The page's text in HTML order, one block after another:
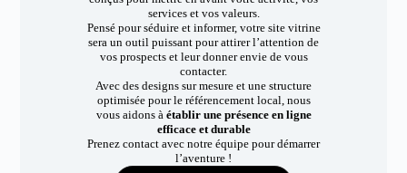
services et vos valeurs.
Pensé pour séduire et informer, votre site vitrine
sera un outil puissant pour attirer l’attention de
vos prospects et leur donner envie de vous
contacter.
Avec des designs sur mesure et une structure
optimisée pour le référencement local, nous
vous aidons à établir une présence en ligne
efficace et durable
Prenez contact avec notre équipe pour démarrer
l’aventure !